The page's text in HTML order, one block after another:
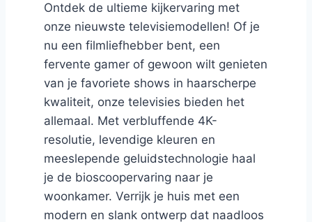
Ontdek de ultieme kijkervaring met
onze nieuwste televisiemodellen! Of je
nu een filmliefhebber bent, een
fervente gamer of gewoon wilt genieten
van je favoriete shows in haarscherpe
kwaliteit, onze televisies bieden het
allemaal. Met verbluffende 4K-
resolutie, levendige kleuren en
meeslepende geluidstechnologie haal
je de bioscoopervaring naar je
woonkamer. Verrijk je huis met een
modern en slank ontwerp dat naadloos